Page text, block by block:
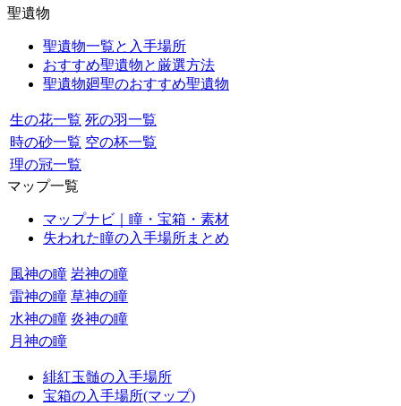
聖遺物
聖遺物一覧と入手場所
おすすめ聖遺物と厳選方法
聖遺物廻聖のおすすめ聖遺物
生の花一覧 死の羽一覧
時の砂一覧 空の杯一覧
理の冠一覧
マップ一覧
マップナビ｜瞳・宝箱・素材
失われた瞳の入手場所まとめ
風神の瞳 岩神の瞳
雷神の瞳 草神の瞳
水神の瞳 炎神の瞳
月神の瞳
緋紅玉髄の入手場所
宝箱の入手場所(マップ)